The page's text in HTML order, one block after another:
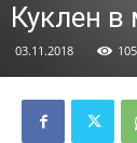
Куклен в
03.11.2018